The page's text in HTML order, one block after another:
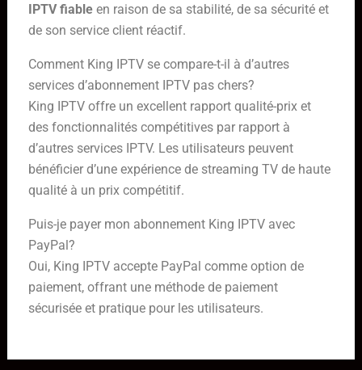
IPTV fiableen raison de sa stabilité, de sa sécurité et
de son service client réactif.
Comment King IPTV se compare-t-il à d’autres
services d’abonnement IPTV pas chers?
King IPTV offre un excellent rapport qualité-prix et
des fonctionnalités compétitives par rapport à
d’autres services IPTV. Les utilisateurs peuvent
bénéficier d’une expérience de streaming TV de haute
qualité à un prix compétitif.
Puis-je payer mon abonnement King IPTV avec
PayPal?
Oui, King IPTV accepte PayPal comme option de
paiement, offrant une méthode de paiement
sécurisée et pratique pour les utilisateurs.